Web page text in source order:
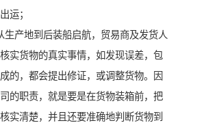
运；
生产地到后装船启航，贸易商及发货人
实货物的真实事情，如发现误差，包
的，都会提出修证，或调整货物。因
的职责，就是要是在货物装箱前，把
实清楚，并且还要准确地判断货物到